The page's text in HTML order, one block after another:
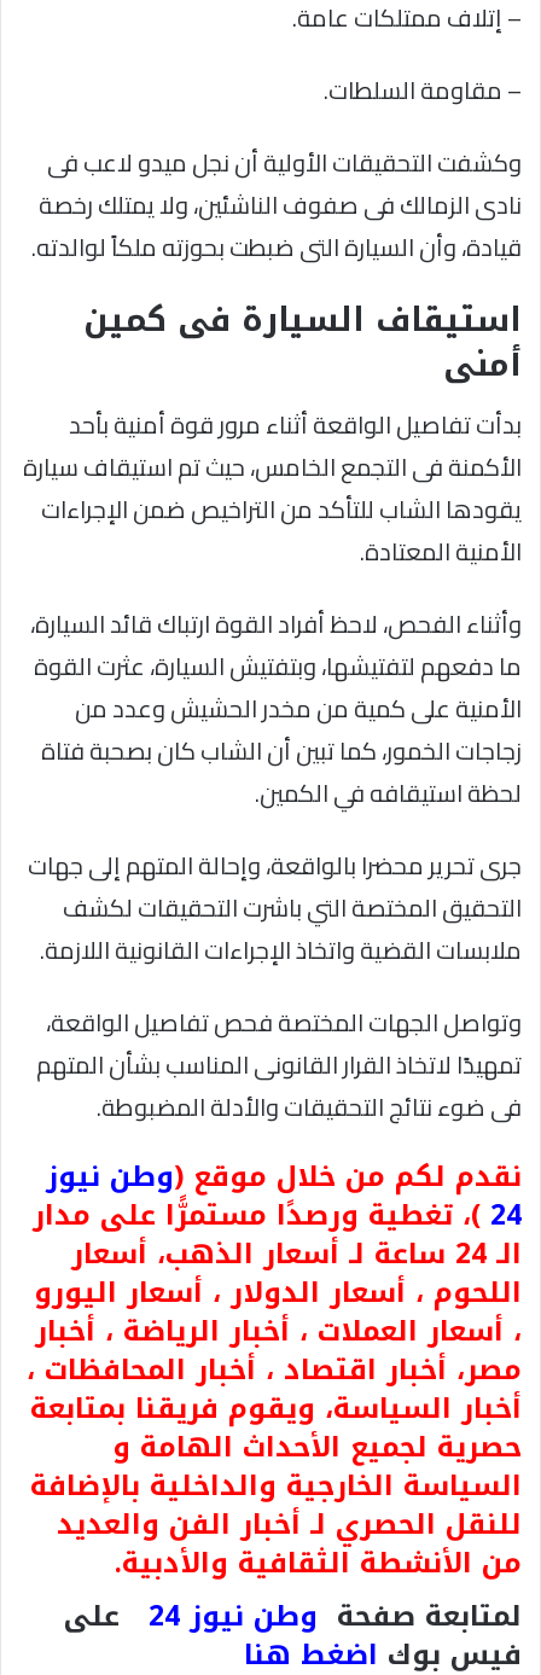
– إتلاف ممتلكات عامة.
– مقاومة السلطات.
وكشفت التحقيقات الأولية أن نجل ميدو لاعب فى
نادى الزمالك فى صفوف الناشئين، ولا يمتلك رخصة
قيادة، وأن السيارة التى ضبطت بحوزته ملكاً لوالدته.
استيقاف السيارة فى كمين
أمنى
بدأت تفاصيل الواقعة أثناء مرور قوة أمنية بأحد
الأكمنة فى التجمع الخامس، حيث تم استيقاف سيارة
يقودها الشاب للتأكد من التراخيص ضمن الإجراءات
الأمنية المعتادة.
وأثناء الفحص، لاحظ أفراد القوة ارتباك قائد السيارة،
ما دفعهم لتفتيشها، وبتفتيش السيارة، عثرت القوة
الأمنية على كمية من مخدر الحشيش وعدد من
زجاجات الخمور، كما تبين أن الشاب كان بصحبة فتاة
لحظة استيقافه في الكمين.
جرى تحرير محضرا بالواقعة، وإحالة المتهم إلى جهات
التحقيق المختصة التي باشرت التحقيقات لكشف
ملابسات القضية واتخاذ الإجراءات القانونية اللازمة.
وتواصل الجهات المختصة فحص تفاصيل الواقعة،
تمهيدًا لاتخاذ القرار القانونى المناسب بشأن المتهم
فى ضوء نتائج التحقيقات والأدلة المضبوطة.
نقدم لكم من خلال موقع (وطن نيوز
24 )، تغطية ورصدًا مستمرًّا على مدار
الـ 24 ساعة لـ أسعار الذهب، أسعار
اللحوم ، أسعار الدولار ، أسعار اليورو
، أسعار العملات ، أخبار الرياضة ، أخبار
مصر، أخبار اقتصاد ، أخبار المحافظات ،
أخبار السياسة، ويقوم فريقنا بمتابعة
حصرية لجميع الأحداث الهامة و
السياسة الخارجية والداخلية بالإضافة
للنقل الحصري لـ أخبار الفن والعديد
من الأنشطة الثقافية والأدبية.
لمتابعة صفحة وطن نيوز 24 على
فيس بوك اضغط هنا